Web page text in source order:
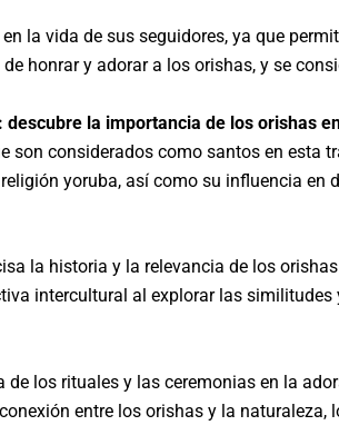
la vida de sus seguidores, ya que
honrar y adorar a los orishas, y se
descubre la importancia de los orishas
son considerados como santos en
yoruba, así como su influencia
la historia y la relevancia de los
intercultural al explorar las
los rituales y las ceremonias en la
entre los orishas y la